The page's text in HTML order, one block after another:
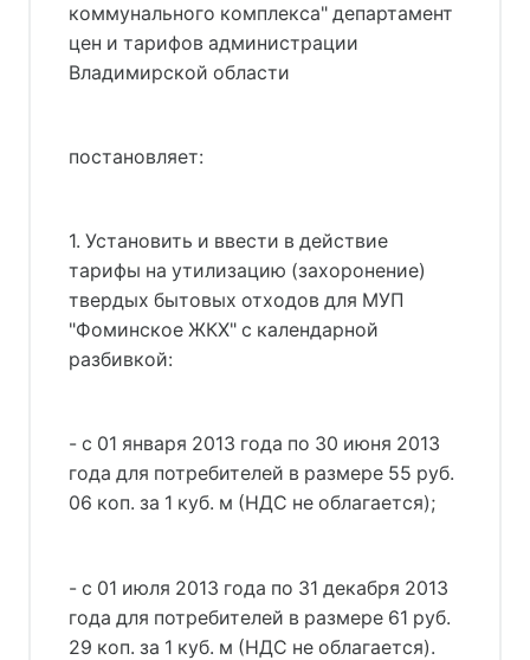
коммунального комплекса" департамент
цен и тарифов администрации
Владимирской области
постановляет:
1. Установить и ввести в действие
тарифы на утилизацию (захоронение)
твердых бытовых отходов для МУП
"Фоминское ЖКХ" с календарной
разбивкой:
- с 01 января 2013 года по 30 июня 2013
года для потребителей в размере 55 руб.
06 коп. за 1 куб. м (НДС не облагается);
- с 01 июля 2013 года по 31 декабря 2013
года для потребителей в размере 61 руб.
29 коп. за 1 куб. м (НДС не облагается).